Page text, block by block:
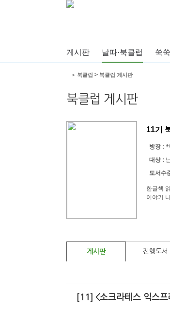
게시판 날따·북클럽 쑥
북클럽 게시판
> 북클럽 > 북클럽 게시판
11기
방장 :
대상 :
도서수
한글책
이야기
게시판 진행도서
[11] <소크라테스 익스